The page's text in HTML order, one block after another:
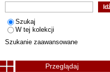
Szukaj
W tej kolekcji
Szukanie zaawansowane
Przeglądaj